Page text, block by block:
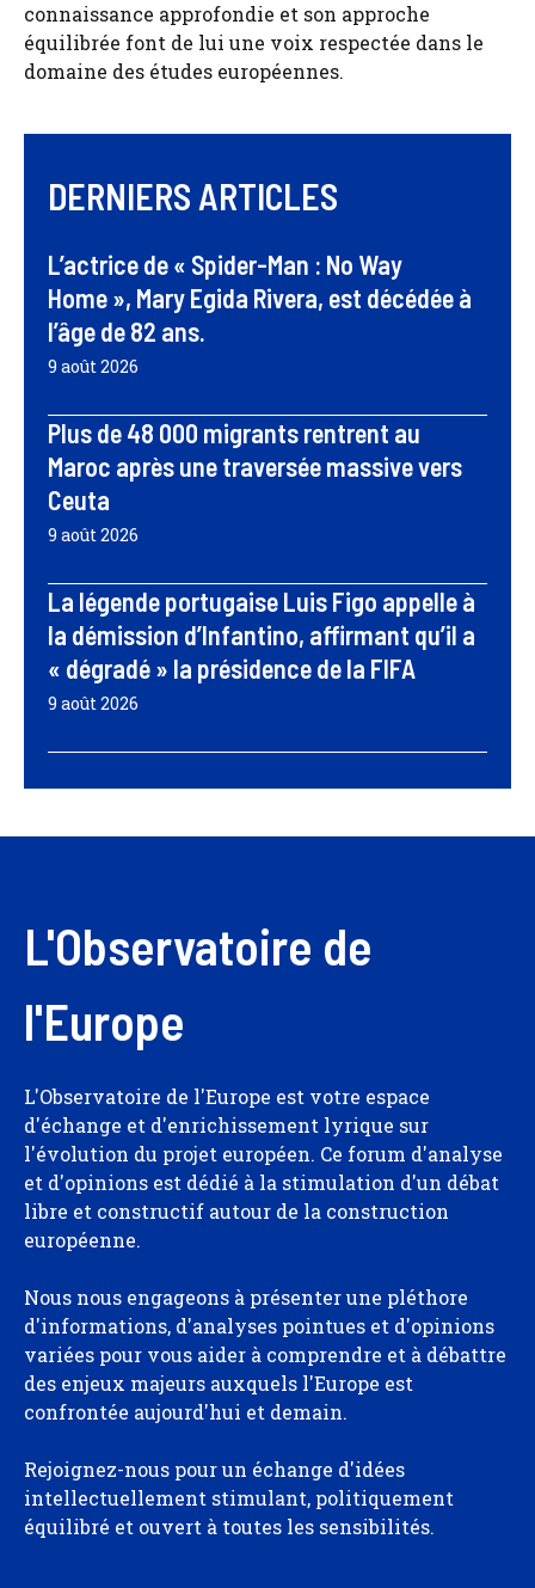
connaissance approfondie et son approche
équilibrée font de lui une voix respectée dans le
domaine des études européennes.
DERNIERS ARTICLES
L’actrice de « Spider-Man : No Way
Home », Mary Egida Rivera, est décédée à
l’âge de 82 ans.
9 août 2026
Plus de 48 000 migrants rentrent au
Maroc après une traversée massive vers
Ceuta
9 août 2026
La légende portugaise Luis Figo appelle à
la démission d’Infantino, affirmant qu’il a
« dégradé » la présidence de la FIFA
9 août 2026
L'Observatoire de
l'Europe
L'Observatoire de l'Europe est votre espace
d'échange et d'enrichissement lyrique sur
l'évolution du projet européen. Ce forum d'analyse
et d'opinions est dédié à la stimulation d'un débat
libre et constructif autour de la construction
européenne.
Nous nous engageons à présenter une pléthore
d'informations, d'analyses pointues et d'opinions
variées pour vous aider à comprendre et à débattre
des enjeux majeurs auxquels l'Europe est
confrontée aujourd'hui et demain.
Rejoignez-nous pour un échange d'idées
intellectuellement stimulant, politiquement
équilibré et ouvert à toutes les sensibilités.